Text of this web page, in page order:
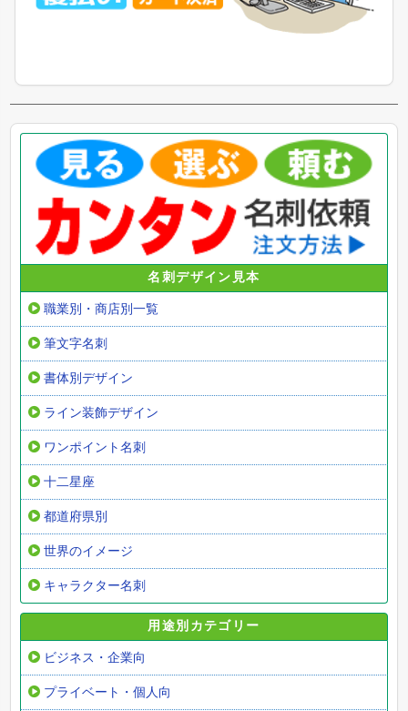
名刺デザイン見本
職業別・商店別一覧
筆文字名刺
書体別デザイン
ライン装飾デザイン
ワンポイント名刺
十二星座
都道府県別
世界のイメージ
キャラクター名刺
用途別カテゴリー
ビジネス・企業向
プライベート・個人向